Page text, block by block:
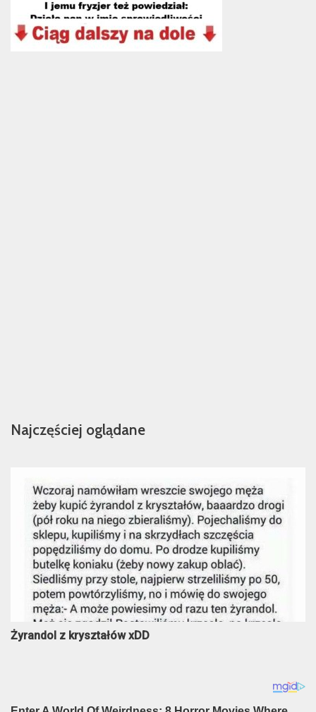
Najczęściej oglądane
Żyrandol z kryształów xDD